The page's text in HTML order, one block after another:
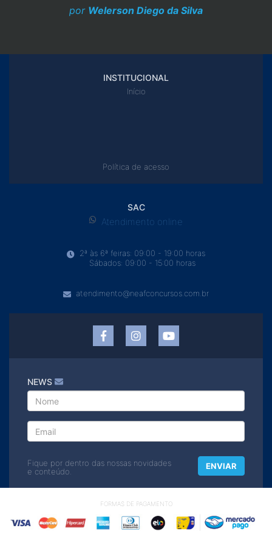
por Welerson Diego da Silva
INSTITUCIONAL
Início
Política de acesso
SAC
Atendimento online
2ª às 6ª feiras: 09:00 - 19:00 horas
Sábados: 09:00 - 15:00 horas
atendimento@neafconcursos.com.br
NEWS
Fique por dentro das nossas novidades
e conteúdo.
ENVIAR
FORMAS DE PAGAMENTO